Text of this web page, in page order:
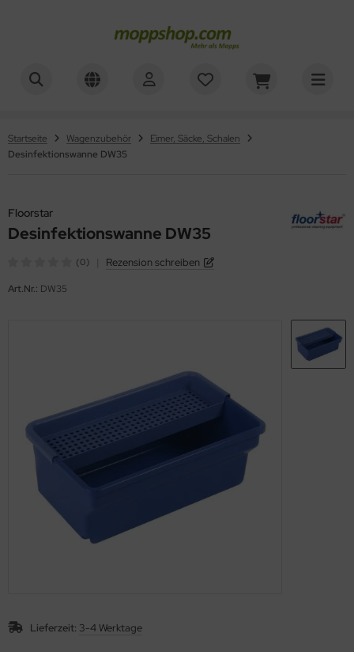
Startseite Wagenzubehör
Eimer, Säcke, Schalen
Desinfektionswanne DW35
Floorstar
Desinfektionswanne DW35
(0) Rezension schreiben
Art.Nr.: DW35
Lieferzeit: 3-4 Werktage